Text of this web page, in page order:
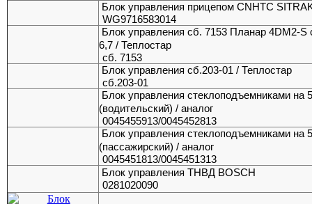
Блок управления прицепом CNHTC
WG9716583014
Блок управления сб. 7153 Планар 4DM2-S
6,7 / Теплостар
сб. 7153
Блок управления сб.203-01 / Теплостар
сб.203-01
Блок управления стеклоподъемниками на
(водительский) / аналог
0045455913/0045452813
Блок управления стеклоподъемниками на
(пассажирский) / аналог
0045451813/0045451313
Блок управления ТНВД BOSCH
0281020090